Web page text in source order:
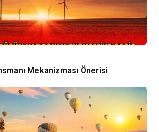
Mekanizması Önerisi